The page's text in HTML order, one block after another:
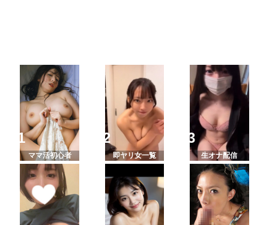
ママ活初心者 即ヤリ女一覧 生オナ配信